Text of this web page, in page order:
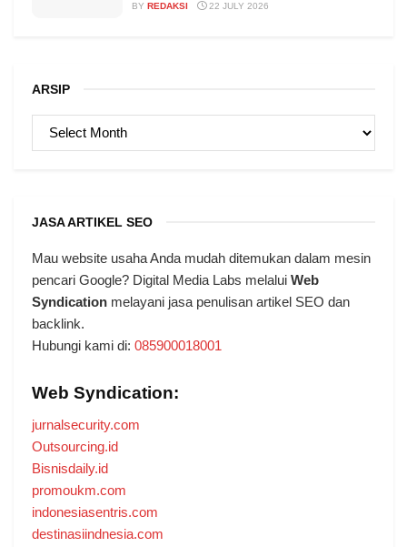
BY REDAKSI 22 JULY 2026
ARSIP
ARSIP
JASA ARTIKEL SEO
Mau website usaha Anda mudah ditemukan dalam mesin
pencari Google? Digital Media Labs melalui Web
Syndication melayani jasa penulisan artikel SEO dan
backlink.
Hubungi kami di: 085900018001
Web Syndication:
jurnalsecurity.com
Outsourcing.id
Bisnisdaily.id
promoukm.com
indonesiasentris.com
destinasiindnesia.com